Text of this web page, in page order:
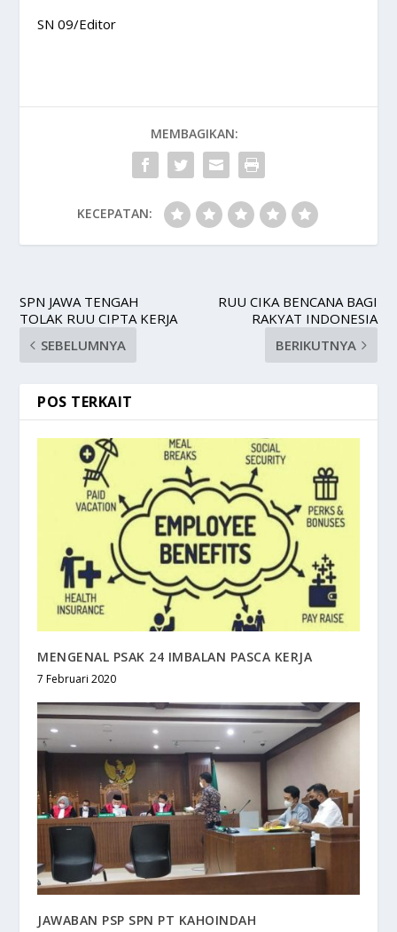
SN 09/Editor
MEMBAGIKAN:
KECEPATAN:
SPN JAWA TENGAH
TOLAK RUU CIPTA KERJA
SEBELUMNYA
RUU CIKA BENCANA BAGI
RAKYAT INDONESIA
BERIKUTNYA
POS TERKAIT
MENGENAL PSAK 24 IMBALAN PASCA KERJA
7 Februari 2020
JAWABAN PSP SPN PT KAHOINDAH